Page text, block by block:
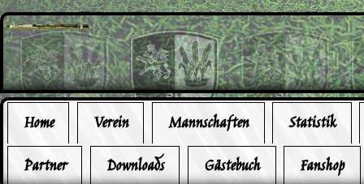
Home Verein Mannschaften
Statistik
Partner
Downloads Gästebuch Fanshop